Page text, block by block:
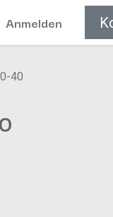
Anmelden
40